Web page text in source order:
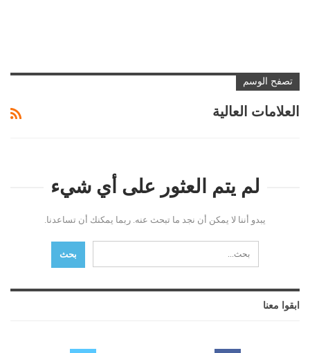
تصفح الوسم
العلامات العالية
لم يتم العثور على أي شيء
يبدو أننا لا يمكن أن نجد ما تبحث عنه. ربما يمكنك أن تساعدنا.
ابقوا معنا